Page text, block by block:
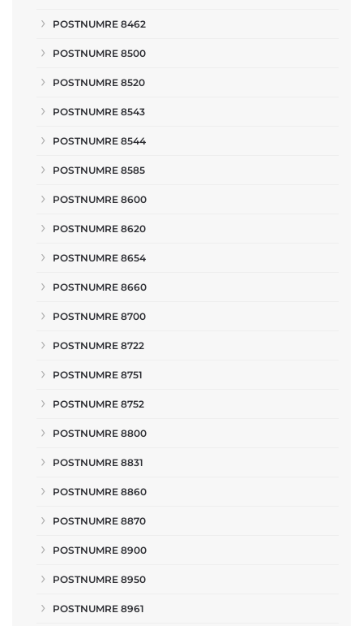
POSTNUMRE 8462
POSTNUMRE 8500
POSTNUMRE 8520
POSTNUMRE 8543
POSTNUMRE 8544
POSTNUMRE 8585
POSTNUMRE 8600
POSTNUMRE 8620
POSTNUMRE 8654
POSTNUMRE 8660
POSTNUMRE 8700
POSTNUMRE 8722
POSTNUMRE 8751
POSTNUMRE 8752
POSTNUMRE 8800
POSTNUMRE 8831
POSTNUMRE 8860
POSTNUMRE 8870
POSTNUMRE 8900
POSTNUMRE 8950
POSTNUMRE 8961